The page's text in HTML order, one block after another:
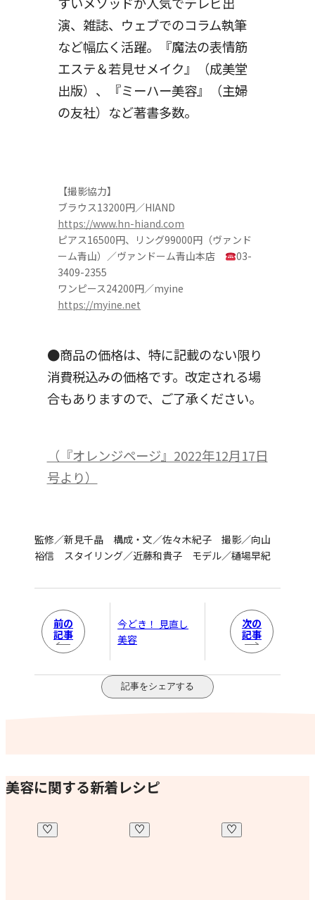
演、雑誌、ウェブでのコラム執筆
など幅広く活躍。『魔法の表情筋
エステ＆若見せメイク』（成美堂
出版）、『ミーハー美容』（主婦
の友社）など著書多数。
【撮影協力】
ブラウス13200円／HIAND
https://www.hn-hiand.com
ピアス16500円、リング99000円（ヴァンド
ーム青山）／ヴァンドーム青山本店
03-
3409-2355
ワンピース24200円／myine
https://myine.net
●商品の価格は、特に記載のない限り
消費税込みの価格です。改定される場
合もありますので、ご了承ください。
（『オレンジページ』2022年12月17日
号より）
監修／新見千晶 構成・文／佐々木紀子 撮影／向山
裕信 スタイリング／近藤和貴子 モデル／樋場早紀
前の
記事
今どき！ 見直し
美容
次の
記事
記事をシェアする
美容に関する新着レシピ